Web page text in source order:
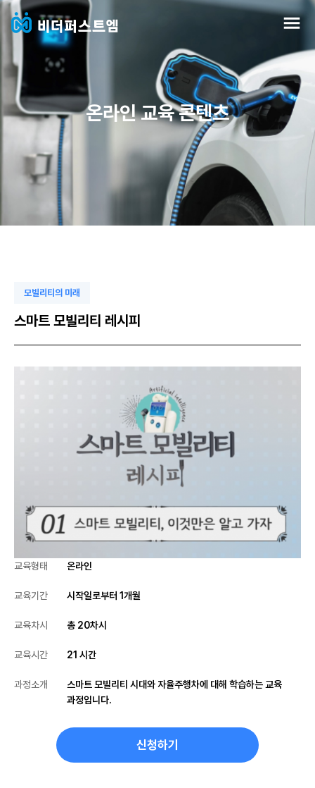
온라인 교육 콘텐츠
모빌리티의 미래
스마트 모빌리티 레시피
교육형태 온라인
교육기간 시작일로부터 1개월
교육차시 총 20차시
교육시간 21 시간
과정소개
스마트 모빌리티 시대와 자율주행차에 대해 학습하는 교육
과정입니다.
신청하기